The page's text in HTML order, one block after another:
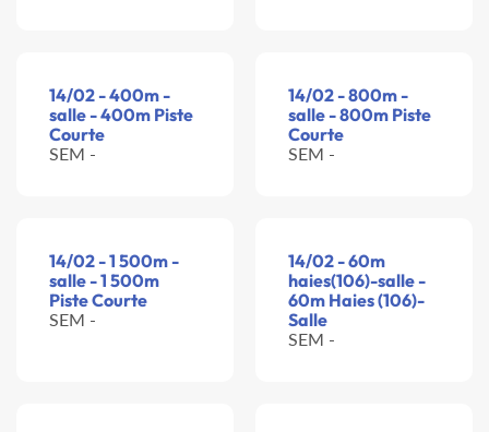
14/02 - 400m -
salle - 400m Piste
Courte
SEM -
14/02 - 800m -
salle - 800m Piste
Courte
SEM -
14/02 - 1 500m -
salle - 1 500m
Piste Courte
SEM -
14/02 - 60m
haies(106)-salle -
60m Haies (106)-
Salle
SEM -